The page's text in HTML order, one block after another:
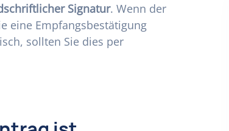
Signatur. Wenn der
eine Empfangsbestätigung
sollten Sie dies per